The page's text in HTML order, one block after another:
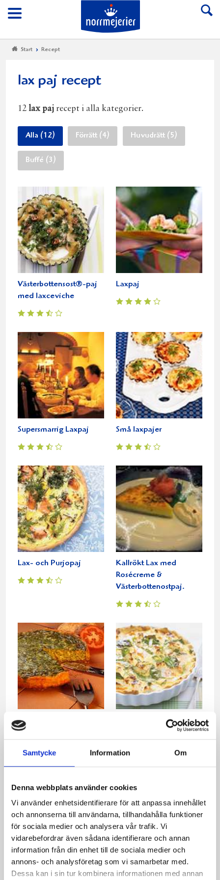
Samtycke Information Om
Denna webbplats använder cookies
Vi använder enhetsidentifierare för att anpassa innehållet
och annonserna till användarna, tillhandahålla funktioner
för sociala medier och analysera vår trafik. Vi
vidarebefordrar även sådana identifierare och annan
information från din enhet till de sociala medier och
annons- och analysföretag som vi samarbetar med.
Dessa kan i sin tur kombinera informationen med annan
Meny
Till Norrmejerier
Start Recept
lax paj recept
12 lax paj recept i alla kategorier.
Alla (12) Förrätt (4) Huvudrätt (5)
Buffé (3)
Västerbottensost®-paj
med laxceviche
Laxpaj
Supersmarrig Laxpaj Små laxpajer
Lax- och Purjopaj
Kallrökt Lax med
Rosécreme &
Västerbottenostpaj.
Laxpaj med spenat Lax och chèvrepaj
Läcker paj
Potatissallad med
rädisor, gräslök och
chèvre